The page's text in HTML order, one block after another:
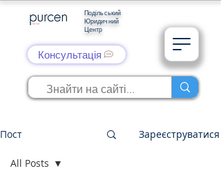
Подільський
Юридичний
Центр
Консультація
Пост Зареєструватися
All Posts